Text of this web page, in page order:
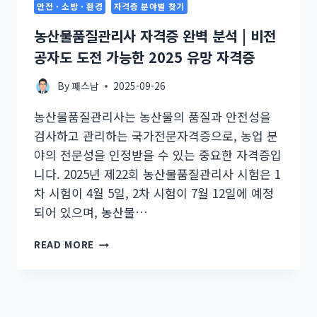
안전 · 소방 · 환경 자격증 분야별 찾기
농산물품질관리사 자격증 완벽 분석 | 비전
공자도 도전 가능한 2025 유망 자격증
By패스남 2025-09-26
농산물품질관리사는 농산물의 품질과 안전성을
검사하고 관리하는 국가전문자격증으로, 농업 분
야의 전문성을 인정받을 수 있는 중요한 자격증입
니다. 2025년 제22회 농산물품질관리사 시험은 1
차 시험이 4월 5일, 2차 시험이 7월 12일에 예정
되어 있으며, 농산물…
READ MORE